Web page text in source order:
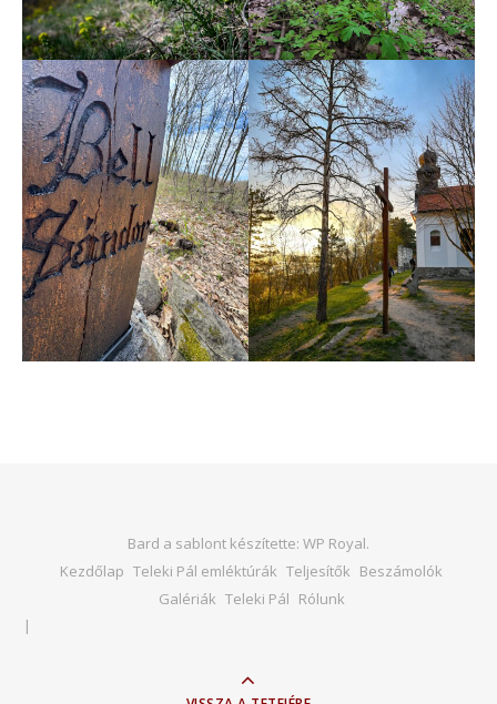
Bard a sablont készítette: WP Royal.
Kezdőlap Teleki Pál emléktúrák Teljesítők Beszámolók
Galériák Teleki Pál Rólunk